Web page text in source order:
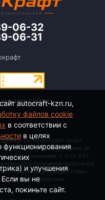
06-32
06-31
сайта -
интернет-сайт носит
и ни при каких условиях не
положениями ч. 2 ст. 437
Для получения подробной
товаров и сроках доставки,
телефонам.
autocraft-kzn.ru,
файлов cookie
в соответствии с
в целях
функционирования
и улучшения
Если вы не
покиньте сайт.